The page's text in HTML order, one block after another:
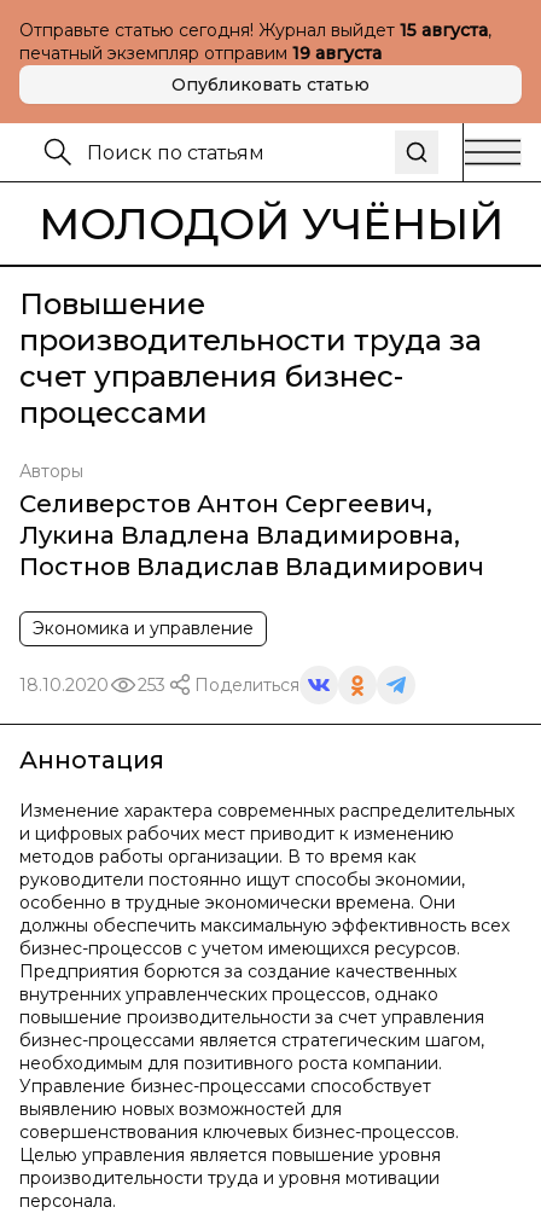
Отправьте статью сегодня! Журнал выйдет 15 августа,
печатный экземпляр отправим 19 августа
Опубликовать статью
МОЛОДОЙ УЧЁНЫЙ
Повышение
производительности труда за
счет управления бизнес-
процессами
Авторы
Селиверстов Антон Сергеевич,
Лукина Владлена Владимировна,
Постнов Владислав Владимирович
Экономика и управление
18.10.2020 253 Поделиться
Аннотация
Изменение характера современных распределительных
и цифровых рабочих мест приводит к изменению
методов работы организации. В то время как
руководители постоянно ищут способы экономии,
особенно в трудные экономически времена. Они
должны обеспечить максимальную эффективность всех
бизнес-процессов с учетом имеющихся ресурсов.
Предприятия борются за создание качественных
внутренних управленческих процессов, однако
повышение производительности за счет управления
бизнес-процессами является стратегическим шагом,
необходимым для позитивного роста компании.
Управление бизнес-процессами способствует
выявлению новых возможностей для
совершенствования ключевых бизнес-процессов.
Целью управления является повышение уровня
производительности труда и уровня мотивации
персонала.